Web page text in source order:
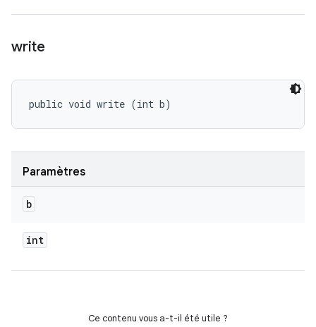
write
public void write (int b)
Paramètres
b
int
Ce contenu vous a-t-il été utile ?